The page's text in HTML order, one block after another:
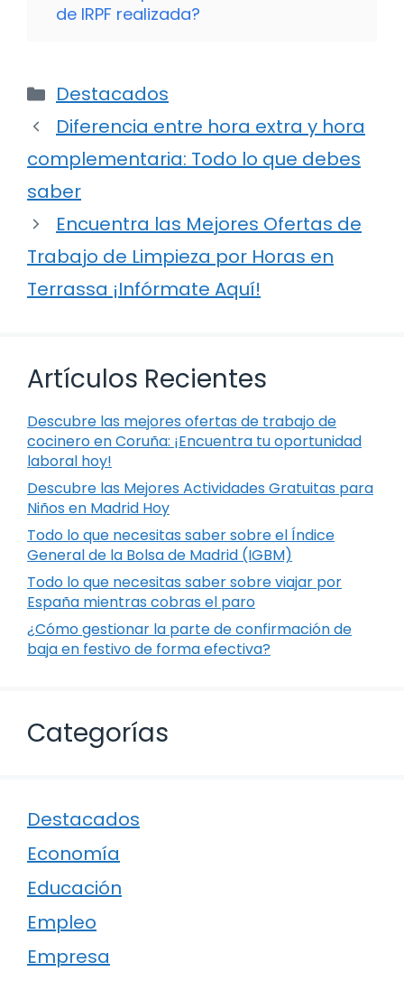
de IRPF realizada?
Categorías
Destacados
Diferencia entre hora extra y hora
complementaria: Todo lo que debes
saber
Encuentra las Mejores Ofertas de
Trabajo de Limpieza por Horas en
Terrassa ¡Infórmate Aquí!
Artículos Recientes
Descubre las mejores ofertas de trabajo de
cocinero en Coruña: ¡Encuentra tu oportunidad
laboral hoy!
Descubre las Mejores Actividades Gratuitas para
Niños en Madrid Hoy
Todo lo que necesitas saber sobre el Índice
General de la Bolsa de Madrid (IGBM)
Todo lo que necesitas saber sobre viajar por
España mientras cobras el paro
¿Cómo gestionar la parte de confirmación de
baja en festivo de forma efectiva?
Categorías
Destacados
Economía
Educación
Empleo
Empresa